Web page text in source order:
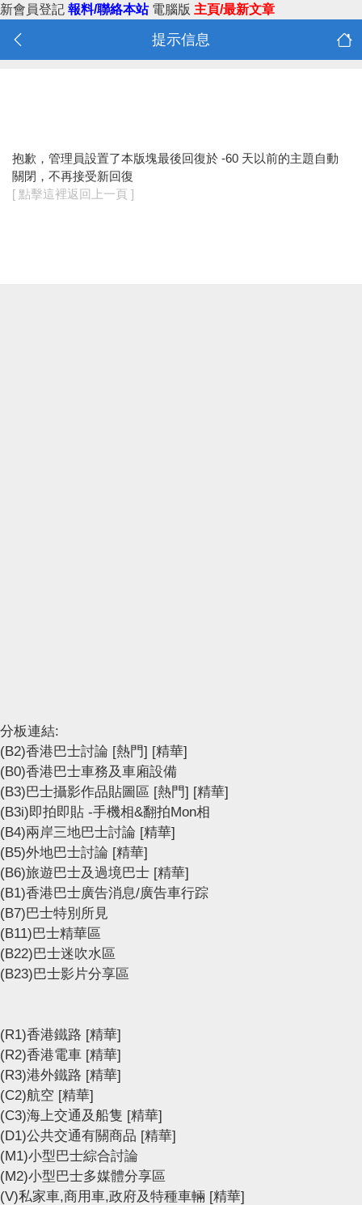
新會員登記 報料/聯絡本站 電腦版 主頁/最新文章
提示信息
抱歉，管理員設置了本版塊最後回復於 -60 天以前的主題自動
關閉，不再接受新回復
[ 點擊這裡返回上一頁 ]
分板連結:
(B2)香港巴士討論 [熱門] [精華]
(B0)香港巴士車務及車廂設備
(B3)巴士攝影作品貼圖區 [熱門] [精華]
(B3i)即拍即貼 -手機相&翻拍Mon相
(B4)兩岸三地巴士討論 [精華]
(B5)外地巴士討論 [精華]
(B6)旅遊巴士及過境巴士 [精華]
(B1)香港巴士廣告消息/廣告車行踪
(B7)巴士特別所見
(B11)巴士精華區
(B22)巴士迷吹水區
(B23)巴士影片分享區
(R1)香港鐵路 [精華]
(R2)香港電車 [精華]
(R3)港外鐵路 [精華]
(C2)航空 [精華]
(C3)海上交通及船隻 [精華]
(D1)公共交通有關商品 [精華]
(M1)小型巴士綜合討論
(M2)小型巴士多媒體分享區
(V)私家車,商用車,政府及特種車輛 [精華]